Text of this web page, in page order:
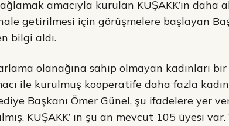
amacıyla kurulan KUŞAKK’ın daha
getirilmesi için görüşmelere başlayan
bilgi aldı.
olanağına sahip olmayan kadınları
ile kurulmuş kooperatife daha fazla
Başkanı Ömer Günel, şu ifadelere yer
KUŞAKK’ ın şu an mevcut 105 üyesi var.